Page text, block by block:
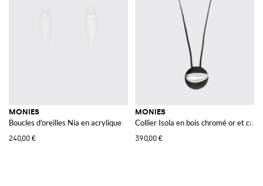
MONIES
Boucles d'oreilles Nia en acrylique
240,00 €
MONIES
Collier Isola en bois chromé or et cuir
390,00 €